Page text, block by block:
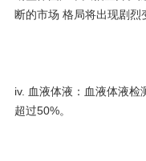
断的市场 格局将出现剧烈
iv. 血液体液：血液体液
超过50%。